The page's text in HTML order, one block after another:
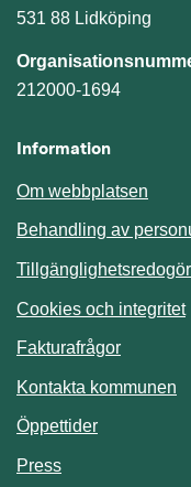
531 88 Lidköping
212000-1694
Information
Om webbplatsen
Behandling av
Cookies och integritet
Fakturafrågor
Kontakta kommunen
Öppettider
Press